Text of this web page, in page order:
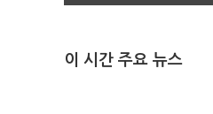
이 시간 주요 뉴스